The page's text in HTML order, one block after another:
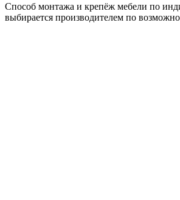
Способ монтажа и крепёж мебели по
выбирается производителем по